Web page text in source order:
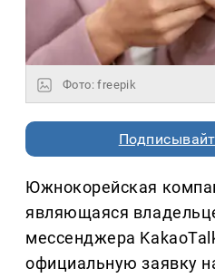
Фото: freepik
Южнокорейская
являющаяся
мессенджера
официальную заявку